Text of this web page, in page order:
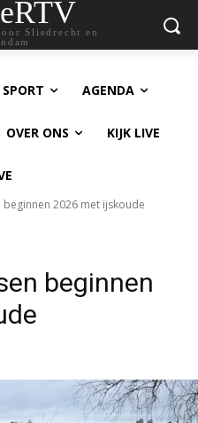
Sliedrecht en
SPORT AGENDA
OVER ONS KIJK LIVE
2026 met ijskoude
beginnen